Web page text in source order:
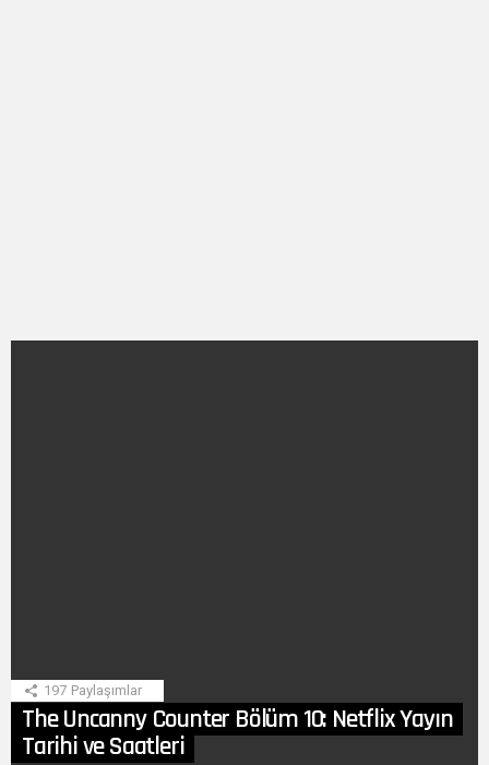
197 Paylaşımlar
The Uncanny Counter Bölüm 10: Netflix Yayın
Tarihi ve Saatleri